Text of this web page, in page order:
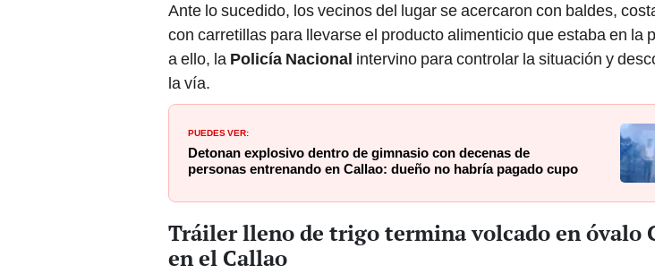
Ante lo sucedido, los vecinos del lugar se acercaron con baldes,
con carretillas para llevarse el producto alimenticio que estaba en la
a ello, la Policía Nacional intervino para controlar la situación y
la vía.
PUEDES VER:
Detonan explosivo dentro de gimnasio con decenas de
personas entrenando en Callao: dueño no habría pagado cupo
Tráiler lleno de trigo termina volcado en óvalo
en el Callao